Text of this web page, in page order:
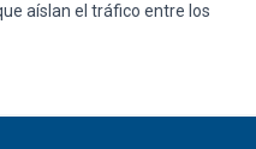
aíslan el tráfico entre los